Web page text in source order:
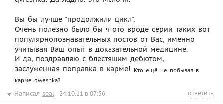
Вы бы лучше "продолжили цикл".
Очень полезно было бы чтото вроде серии таких вот
популярнопознавательных постов от Вас, именно
учитывая Ваш опыт в доказательной медицине.
И да, поздравляю с блестящим дебютом,
заслуженная поправка в карме!
Кто ещё не побывал в
карме qweshka?
Написал seal 24.10.11 в 07:56 ответить